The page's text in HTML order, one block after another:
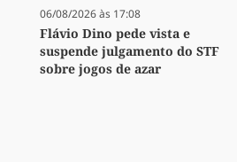
06/08/2026 às 17:08
Flávio Dino pede vista e
suspende julgamento do STF
sobre jogos de azar